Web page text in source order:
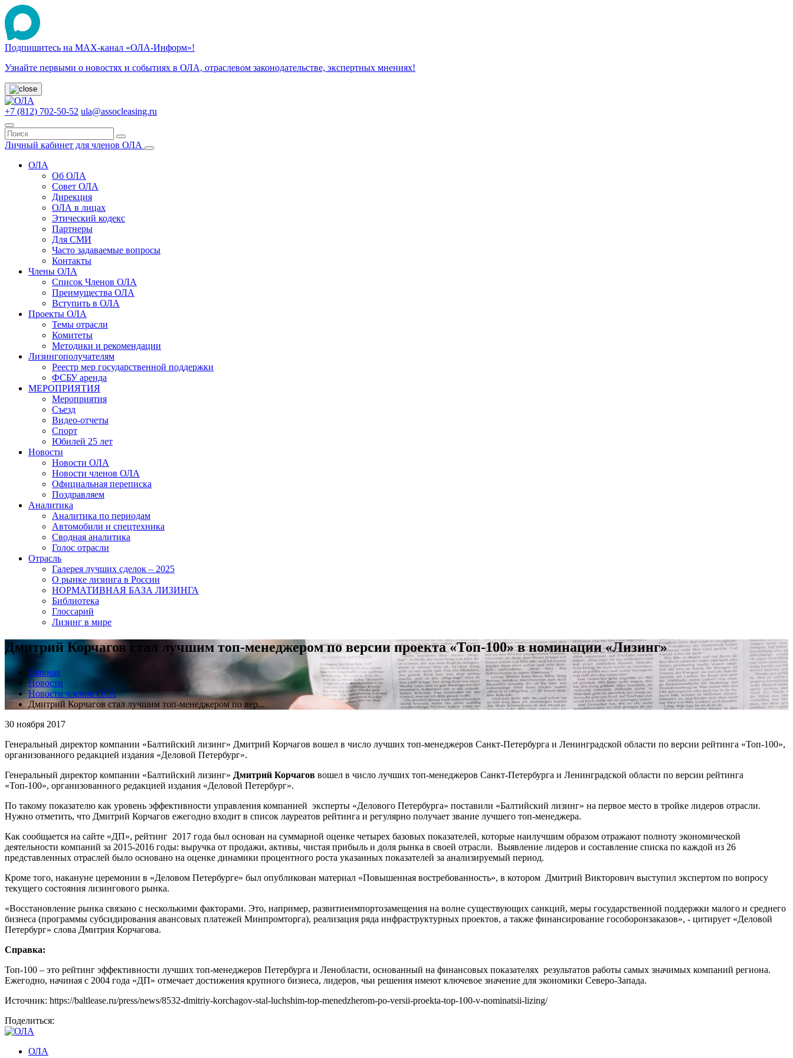
Подпишитесь на МАХ-канал «ОЛА-Информ»!
Узнайте первыми о новостях и событиях в ОЛА, отраслевом законодательстве, экспертных мнениях!
+7 (812) 702-50-52 ula@assocleasing.ru
Личный кабинет для членов ОЛА
ОЛА
Об ОЛА
Совет ОЛА
Дирекция
ОЛА в лицах
Этический кодекс
Партнеры
Для СМИ
Часто задаваемые вопросы
Контакты
Члены ОЛА
Список Членов ОЛА
Преимущества ОЛА
Вступить в ОЛА
Проекты ОЛА
Темы отрасли
Комитеты
Методики и рекомендации
Лизингополучателям
Реестр мер государственной поддержки
ФСБУ аренда
МЕРОПРИЯТИЯ
Мероприятия
Съезд
Видео-отчеты
Спорт
Юбилей 25 лет
Новости
Новости ОЛА
Новости членов ОЛА
Официальная переписка
Поздравляем
Аналитика
Аналитика по периодам
Автомобили и спецтехника
Сводная аналитика
Голос отрасли
Отрасль
Галерея лучших сделок – 2025
О рынке лизинга в России
НОРМАТИВНАЯ БАЗА ЛИЗИНГА
Библиотека
Глоссарий
Лизинг в мире
Дмитрий Корчагов стал лучшим топ-менеджером по версии проекта «Топ-100» в номинации «Лизинг»
Главная
Новости
Новости членов ОЛА
Дмитрий Корчагов стал лучшим топ-менеджером по вер...
30 ноября 2017
Генеральный директор компании «Балтийский лизинг» Дмитрий Корчагов вошел в число лучших топ-менеджеров Санкт-Петербурга и Ленинградской области по версии рейтинга «Топ-100»,
организованного редакцией издания «Деловой Петербург».
Генеральный директор компании «Балтийский лизинг» Дмитрий Корчагов вошел в число лучших топ-менеджеров Санкт-Петербурга и Ленинградской области по версии рейтинга
«Топ-100», организованного редакцией издания «Деловой Петербург».
По такому показателю как уровень эффективности управления компанией эксперты «Делового Петербурга» поставили «Балтийский лизинг» на первое место в тройке лидеров отрасли.
Нужно отметить, что Дмитрий Корчагов ежегодно входит в список лауреатов рейтинга и регулярно получает звание лучшего топ-менеджера.
Как сообщается на сайте «ДП», рейтинг 2017 года был основан на суммарной оценке четырех базовых показателей, которые наилучшим образом отражают полноту экономической
деятельности компаний за 2015-2016 годы: выручка от продажи, активы, чистая прибыль и доля рынка в своей отрасли. Выявление лидеров и составление списка по каждой из 26
представленных отраслей было основано на оценке динамики процентного роста указанных показателей за анализируемый период.
Кроме того, накануне церемонии в «Деловом Петербурге» был опубликован материал «Повышенная востребованность», в котором Дмитрий Викторович выступил экспертом по вопросу
текущего состояния лизингового рынка.
«Восстановление рынка связано с несколькими факторами. Это, например, развитиеимпортозамещения на волне существующих санкций, меры государственной поддержки малого и среднего
бизнеса (программы субсидирования авансовых платежей Минпромторга), реализация ряда инфраструктурных проектов, а также финансирование гособоронзаказов», - цитирует «Деловой
Петербург» слова Дмитрия Корчагова.
Справка:
Топ-100 – это рейтинг эффективности лучших топ-менеджеров Петербурга и Ленобласти, основанный на финансовых показателях результатов работы самых значимых компаний региона.
Ежегодно, начиная с 2004 года «ДП» отмечает достижения крупного бизнеса, лидеров, чьи решения имеют ключевое значение для экономики Северо-Запада.
Источник: https://baltlease.ru/press/news/8532-dmitriy-korchagov-stal-luchshim-top-menedzherom-po-versii-proekta-top-100-v-nominatsii-lizing/
Поделиться:
ОЛА